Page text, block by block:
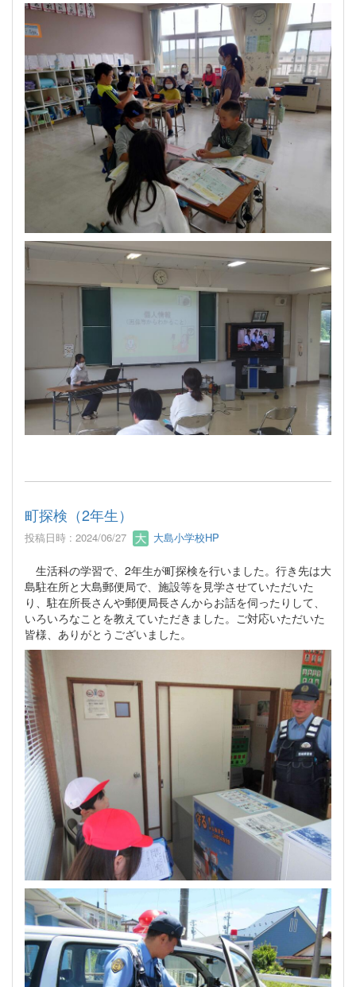
町探検（2年生）
投稿日時 : 2024/06/27 大島小学校HP
生活科の学習で、2年生が町探検を行いました。行き先は大
島駐在所と大島郵便局で、施設等を見学させていただいた
り、駐在所長さんや郵便局長さんからお話を伺ったりして、
いろいろなことを教えていただきました。ご対応いただいた
皆様、ありがとうございました。